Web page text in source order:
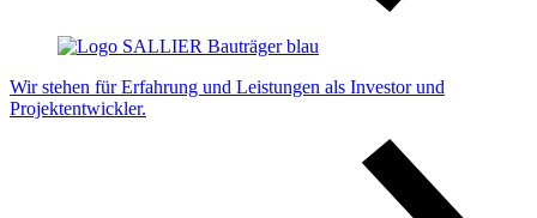
Wir stehen für Erfahrung und Leistungen als Investor und
Projektentwickler.